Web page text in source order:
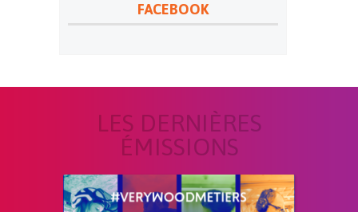
FACEBOOK
LES DERNIÈRES
ÉMISSIONS